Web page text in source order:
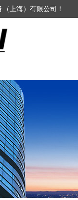
上海）有限公司！